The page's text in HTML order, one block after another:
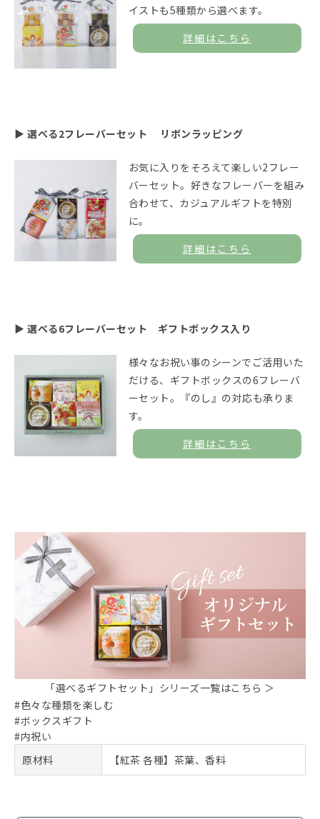
イストも5種類から選べます。
詳細はこちら
▶ 選べる2フレーバーセット リボンラッピング
お気に入りをそろえて楽しい2フレー
バーセット。好きなフレーバーを組み
合わせて、カジュアルギフトを特別
に。
詳細はこちら
▶ 選べる6フレーバーセット ギフトボックス入り
様々なお祝い事のシーンでご活用いた
だける、ギフトボックスの6フレーバ
ーセット。『のし』の対応も承りま
す。
詳細はこちら
「選べるギフトセット」シリーズ一覧はこちら ＞
#色々な種類を楽しむ
#ボックスギフト
#内祝い
原材料
【紅茶 各種】茶葉、香料